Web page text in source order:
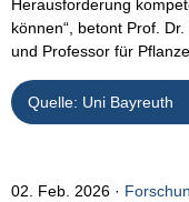
Herausforderung
können“, betont Prof.
und Professor für
Quelle: Uni Bayreuth
02. Feb. 2026